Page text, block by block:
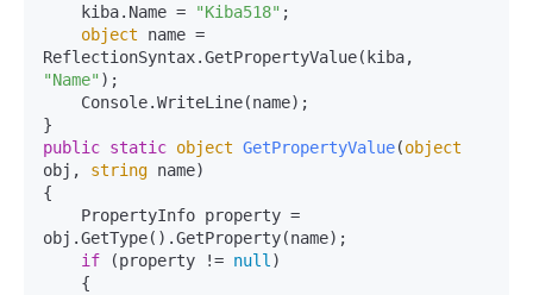
    kiba.Name =
"Kiba518" ;
object name =
"Name" );
public static object GetPropertyValue(object
obj, string name)
{
obj.GetType().GetProperty(name);
if (property != null )